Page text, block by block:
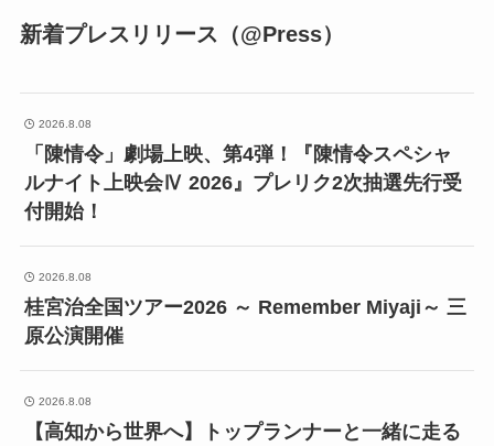
新着プレスリリース（@Press）
2026.8.08
「陳情令」劇場上映、第4弾！『陳情令スペシャ
ルナイト上映会Ⅳ 2026』プレリク2次抽選先行受
付開始！
2026.8.08
桂宮治全国ツアー2026 ～ Remember Miyaji～ 三
原公演開催
2026.8.08
【高知から世界へ】トップランナーと一緒に走る